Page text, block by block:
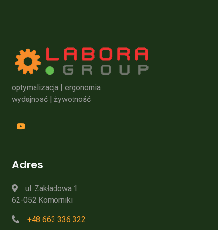
optymalizacja | ergonomia
wydajnosć | żywotność
Adres
ul. Zakładowa 1
62-052 Komorniki
+48 663 336 322